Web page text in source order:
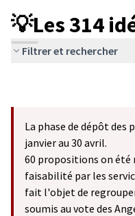
💡Les 314
Filtrer et rechercher
La phase de dépôt des
janvier au 30 avril.
60 propositions on été
faisabilité par les
fait l'objet de
soumis au vote des